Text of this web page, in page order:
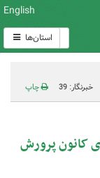
English
استان‌ها
خبرنگار: 39 چاپ
کانون پرورش